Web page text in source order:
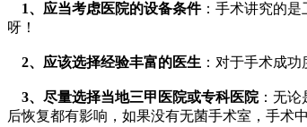
1、应当考虑医院的设备条件：手术讲究的是
呀！
2、应该选择经验丰富的医生 ：对于手术成
3、尽量选择当地三甲医院或专科医院：无论
后恢复都有影响，如果没有无菌手术室，手术